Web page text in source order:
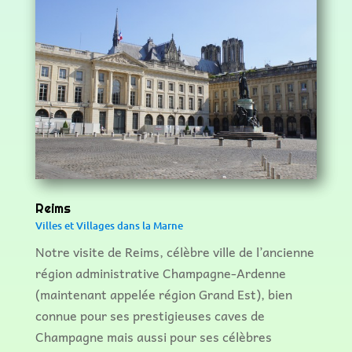
Reims
Villes et Villages dans la Marne
Notre visite de Reims, célèbre ville de l’ancienne
région administrative Champagne-Ardenne
(maintenant appelée région Grand Est), bien
connue pour ses prestigieuses caves de
Champagne mais aussi pour ses célèbres